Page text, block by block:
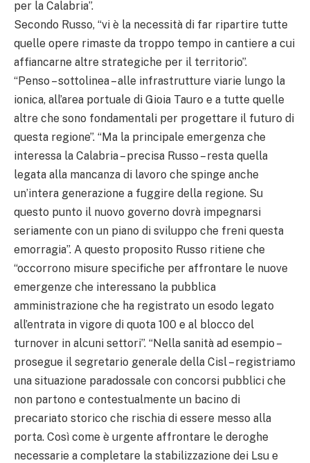
per la Calabria”.
Secondo Russo, “vi è la necessità di far ripartire tutte
quelle opere rimaste da troppo tempo in cantiere a cui
affiancarne altre strategiche per il territorio”.
“Penso – sottolinea – alle infrastrutture viarie lungo la
ionica, all’area portuale di Gioia Tauro e a tutte quelle
altre che sono fondamentali per progettare il futuro di
questa regione”. “Ma la principale emergenza che
interessa la Calabria – precisa Russo – resta quella
legata alla mancanza di lavoro che spinge anche
un’intera generazione a fuggire della regione. Su
questo punto il nuovo governo dovrà impegnarsi
seriamente con un piano di sviluppo che freni questa
emorragia”. A questo proposito Russo ritiene che
“occorrono misure specifiche per affrontare le nuove
emergenze che interessano la pubblica
amministrazione che ha registrato un esodo legato
all’entrata in vigore di quota 100 e al blocco del
turnover in alcuni settori”. “Nella sanità ad esempio –
prosegue il segretario generale della Cisl – registriamo
una situazione paradossale con concorsi pubblici che
non partono e contestualmente un bacino di
precariato storico che rischia di essere messo alla
porta. Così come è urgente affrontare le deroghe
necessarie a completare la stabilizzazione dei Lsu e